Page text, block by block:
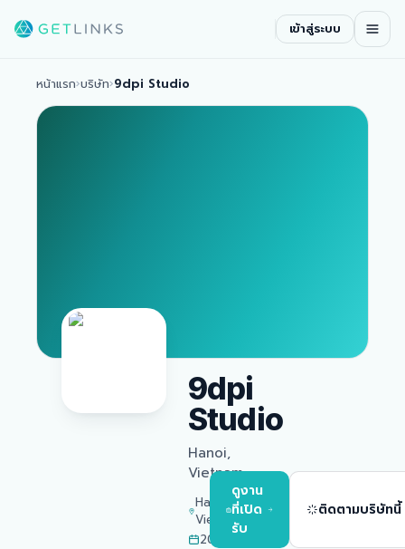
เข้าสู่ระบบ
หน้าแรก›บริษัท›9dpi Studio
9dpi
Studio
Hanoi,
Vietnam
Hanoi,
Vietnam
2015
ดูงาน
ที่เปิด
รับ
ติดตามบริษัทนี้